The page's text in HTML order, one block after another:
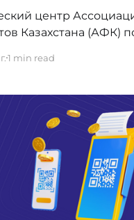
центр
Казахстана (АФК)
за 2023 год. Так,
транзакций в стране
(+39%), впервые
ВВП (~120% к ВВП). Доля
операций по
1 min read